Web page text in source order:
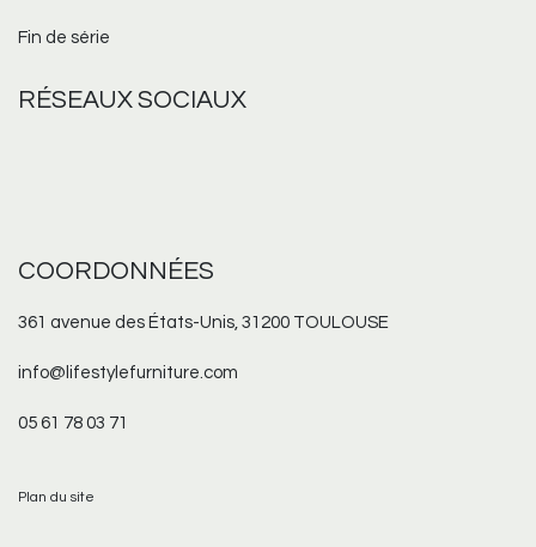
Fin de série
RÉSEAUXSOCIAUX
COORDONNÉES
361 avenue des États-Unis, 31200 TOULOUSE
info@lifestylefurniture.com
05 61 78 03 71
Plan du site